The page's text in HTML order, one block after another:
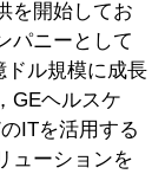
を開始してお
パニーとして
ドル規模に成長
GEヘルスケ
ITを活用する
ューションを